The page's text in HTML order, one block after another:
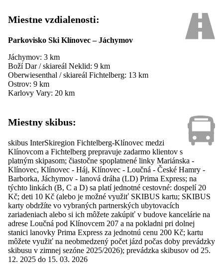
Miestne vzdialenosti:
Parkovisko Ski Klínovec – Jáchymov
Jáchymov: 3 km
Boží Dar / skiareál Neklid: 9 km
Oberwiesenthal / skiareál Fichtelberg: 13 km
Ostrov: 9 km
Karlovy Vary: 20 km
Miestny skibus:
skibus InterSkiregion Fichtelberg-Klínovec medzi
Klínovcom a Fichtelberg prepravuje zadarmo klientov s
platným skipasom; čiastočne spoplatnené linky Mariánska -
Klínovec, Klínovec - Háj, Klínovec - Loučná - České Hamry -
Barborka, Jáchymov - lanová dráha (LD) Prima Express; na
týchto linkách (B, C a D) sa platí jednotné cestovné: dospelí 20
Kč; deti 10 Kč (alebo je možné využiť SKIBUS kartu; SKIBUS
karty obdržíte vo vybraných partnerských ubytovacích
zariadeniach alebo si ich môžete zakúpiť v budove kancelárie na
adrese Loučná pod Klínovcem 207 a na pokladni pri dolnej
stanici lanovky Prima Express za jednotnú cenu 200 Kč; kartu
môžete využiť na neobmedzený počet jázd počas doby prevádzky
skibusu v zimnej sezóne 2025/2026); prevádzka skibusov od 25.
12. 2025 do 15. 03. 2026